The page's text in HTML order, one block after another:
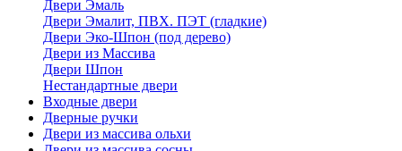
Двери Эмаль
Двери Эмалит, ПВХ. ПЭТ (гладкие)
Двери Эко-Шпон (под дерево)
Двери из Массива
Двери Шпон
Нестандартные двери
Входные двери
Дверные ручки
Двери из массива ольхи